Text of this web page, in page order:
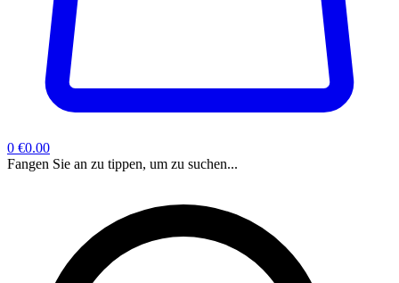
0 €0.00
Fangen Sie an zu tippen, um zu suchen...